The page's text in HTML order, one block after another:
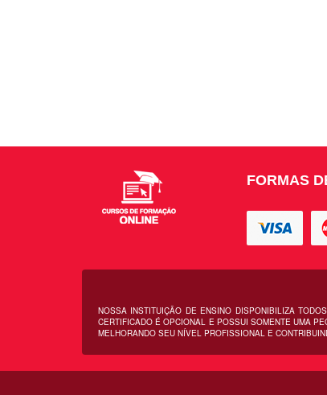
FORMAS
NOSSA INSTITUIÇÃO DE ENSINO DISPONIBILIZA
CERTIFICADO É OPCIONAL E POSSUI SOMENTE UMA
MELHORANDO SEU NÍVEL PROFISSIONAL E